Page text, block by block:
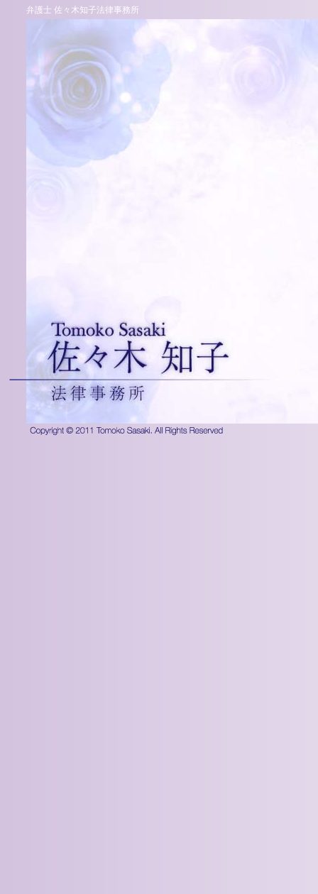
弁護士 佐々木知子法律事務所